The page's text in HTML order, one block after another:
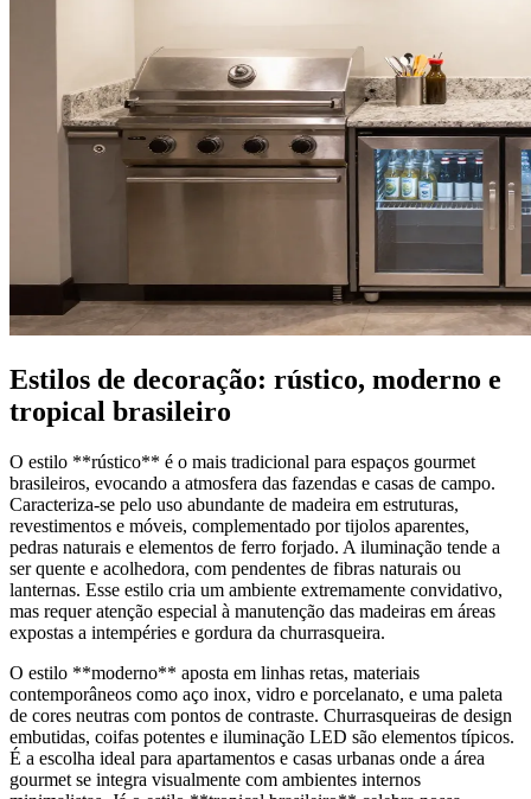
Estilos de decoração: rústico, moderno e
tropical brasileiro
O estilo **rústico** é o mais tradicional para espaços gourmet
brasileiros, evocando a atmosfera das fazendas e casas de campo.
Caracteriza-se pelo uso abundante de madeira em estruturas,
revestimentos e móveis, complementado por tijolos aparentes,
pedras naturais e elementos de ferro forjado. A iluminação tende a
ser quente e acolhedora, com pendentes de fibras naturais ou
lanternas. Esse estilo cria um ambiente extremamente convidativo,
mas requer atenção especial à manutenção das madeiras em áreas
expostas a intempéries e gordura da churrasqueira.
O estilo **moderno** aposta em linhas retas, materiais
contemporâneos como aço inox, vidro e porcelanato, e uma paleta
de cores neutras com pontos de contraste. Churrasqueiras de design
embutidas, coifas potentes e iluminação LED são elementos típicos.
É a escolha ideal para apartamentos e casas urbanas onde a área
gourmet se integra visualmente com ambientes internos